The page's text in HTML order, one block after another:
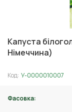
Капуста
Німеччина)
Код: У-0000010007
Фасовка: